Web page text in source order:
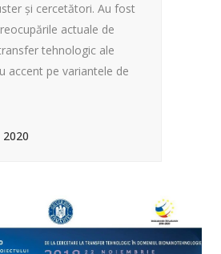
și cercetători. Au fost
actuale de
tehnologic ale
accent pe variantele de